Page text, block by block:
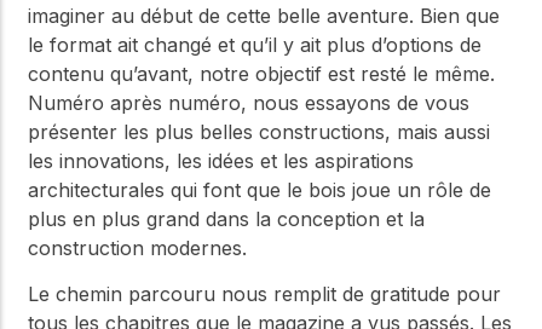
imaginer au début de cette belle aventure. Bien que
le format ait changé et qu’il y ait plus d’options de
contenu qu’avant, notre objectif est resté le même.
Numéro après numéro, nous essayons de vous
présenter les plus belles constructions, mais aussi
les innovations, les idées et les aspirations
architecturales qui font que le bois joue un rôle de
plus en plus grand dans la conception et la
construction modernes.
Le chemin parcouru nous remplit de gratitude pour
tous les chapitres que le magazine a vus passés. Les